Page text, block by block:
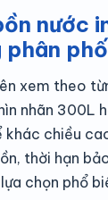
nước
phân
xem theo
nhãn 300L
khác chiều
thời hạn
chọn phổ